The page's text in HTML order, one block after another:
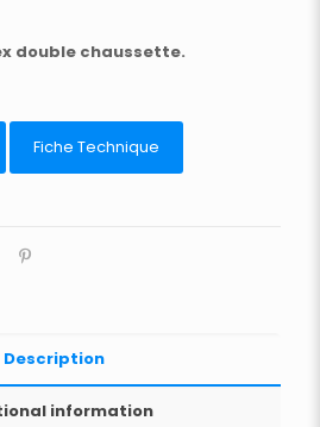
double chaussette.
Fiche Technique
Description
information